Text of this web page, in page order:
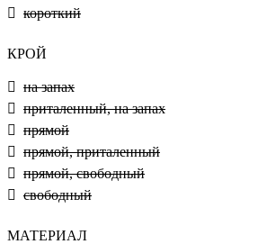
короткий
КРОЙ
на запах
приталенный, на запах
прямой
прямой, приталенный
прямой, свободный
свободный
МАТЕРИАЛ